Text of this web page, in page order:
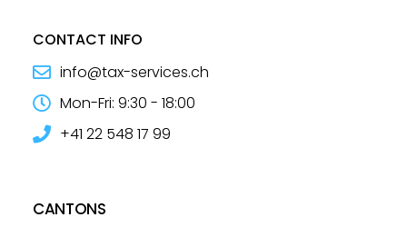
CONTACT INFO
info@tax-services.ch
Mon-Fri: 9:30 - 18:00
+41 22 548 17 99
CANTONS